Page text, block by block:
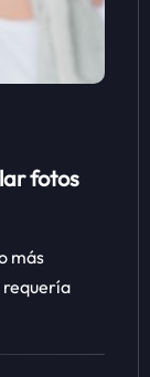
fotos
más
requería